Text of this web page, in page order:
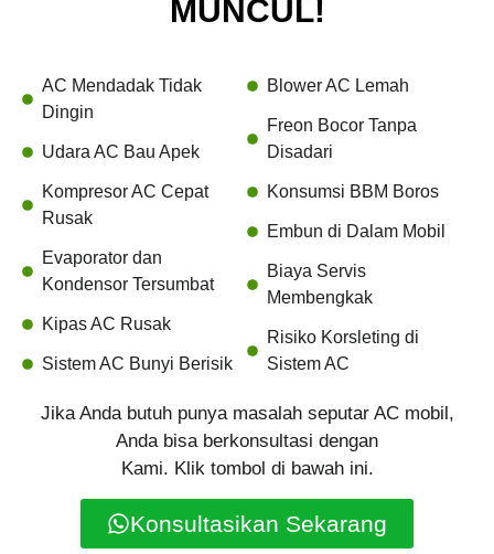
MUNCUL!
AC Mendadak Tidak
Dingin
Udara AC Bau Apek
Kompresor AC Cepat
Rusak
Evaporator dan
Kondensor Tersumbat
Kipas AC Rusak
Sistem AC Bunyi Berisik
Blower AC Lemah
Freon Bocor Tanpa
Disadari
Konsumsi BBM Boros
Embun di Dalam Mobil
Biaya Servis
Membengkak
Risiko Korsleting di
Sistem AC
Jika Anda butuh punya masalah seputar AC mobil,
Anda bisa berkonsultasi dengan
Kami. Klik tombol di bawah ini.
Konsultasikan Sekarang